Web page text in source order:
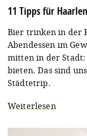
11 Tipps für
Bier trinken in der
Abendessen im
mitten in der Stadt:
bieten. Das sind
Städtetrip.
Weiterlesen